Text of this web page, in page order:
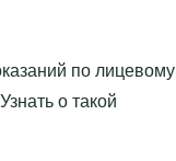
по лицевому
о такой